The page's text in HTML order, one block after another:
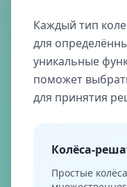
Каждый тип
для
уникальные
поможет
для принятия
Колёса-
Простые